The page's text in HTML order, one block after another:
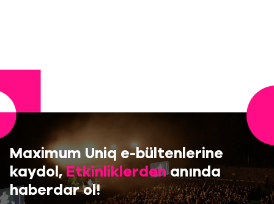
Maximum Uniq e-bültenlerine
kaydol,Etkinliklerdenanında
haberdar ol!